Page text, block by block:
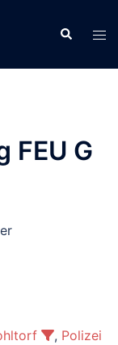
Suche
G
, Polizei